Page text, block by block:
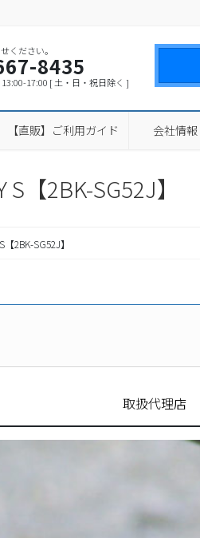
ください。
8435
17:00 [ 土・日・祝日除く ]
【直販】ご利用ガイド 会社情報
【2BK-SG52J】
2BK-SG52J】
取扱代理店